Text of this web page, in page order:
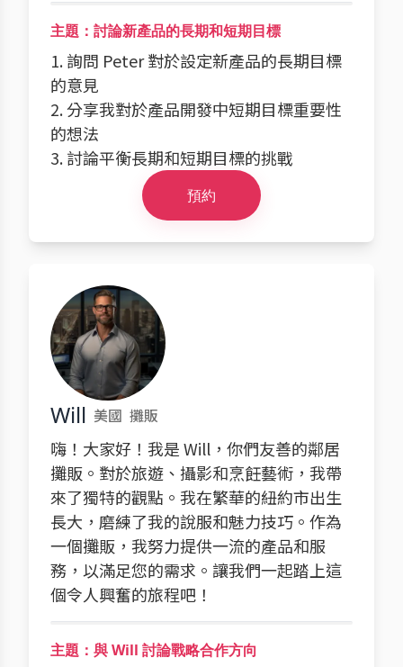
主題：討論新產品的長期和短期目標
1. 詢問 Peter 對於設定新產品的長期目標
的意見
2. 分享我對於產品開發中短期目標重要性
的想法
3. 討論平衡長期和短期目標的挑戰
預約
Will 美國 攤販
嗨！大家好！我是 Will，你們友善的鄰居
攤販。對於旅遊、攝影和烹飪藝術，我帶
來了獨特的觀點。我在繁華的紐約市出生
長大，磨練了我的說服和魅力技巧。作為
一個攤販，我努力提供一流的產品和服
務，以滿足您的需求。讓我們一起踏上這
個令人興奮的旅程吧！
主題：與 Will 討論戰略合作方向